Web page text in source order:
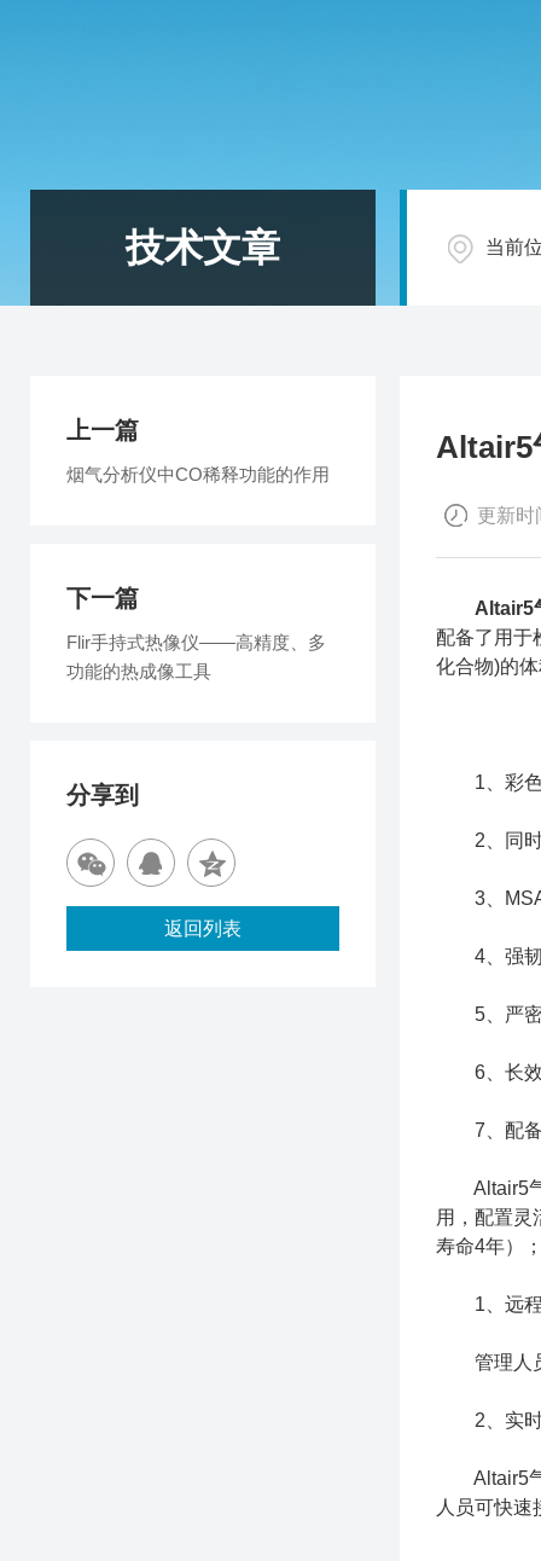
技术文章 当前
Altair5
更新时
Altair5
配备了用于
化合物)的
1、彩色
2、同时
3、
4、强韧
5、严密
6、长效
7、配备
Altair5气
用，配置灵
寿命4年）
1、远程
管理人员
2、实时
Altair5气
人员可快
上一篇
烟气分析仪中CO稀释功能的作用
下一篇
Flir手持式热像仪——高精度、多
功能的热成像工具
分享到
返回列表